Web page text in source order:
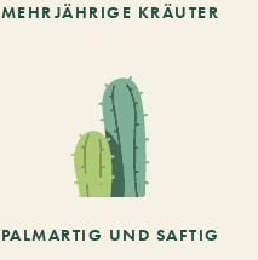
MEHRJÄHRIGE KRÄUTER
PALMARTIG UND SAFTIG